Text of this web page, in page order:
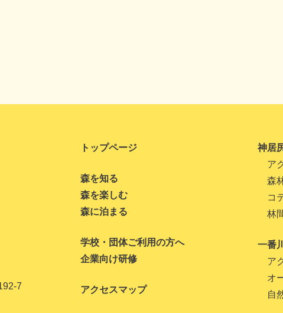
7
トップページ
森を知る
森を楽しむ
森に泊まる
学校・団体ご利用の方へ
企業向け研修
アクセスマップ
神居
ア
森
コ
林
一番
ア
オ
自